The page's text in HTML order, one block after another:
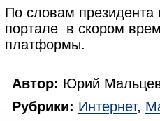
По словам
портале в скором
платформы.
Автор: Юрий
Рубрики: Интернет,